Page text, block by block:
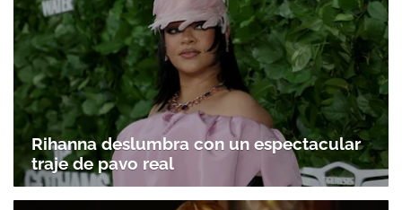
Rihanna deslumbra con un espectacular
traje de pavo real